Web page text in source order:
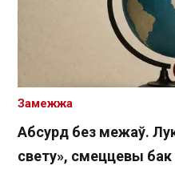
Абсурд без межаў.
свету», смеццевы
Замежжа